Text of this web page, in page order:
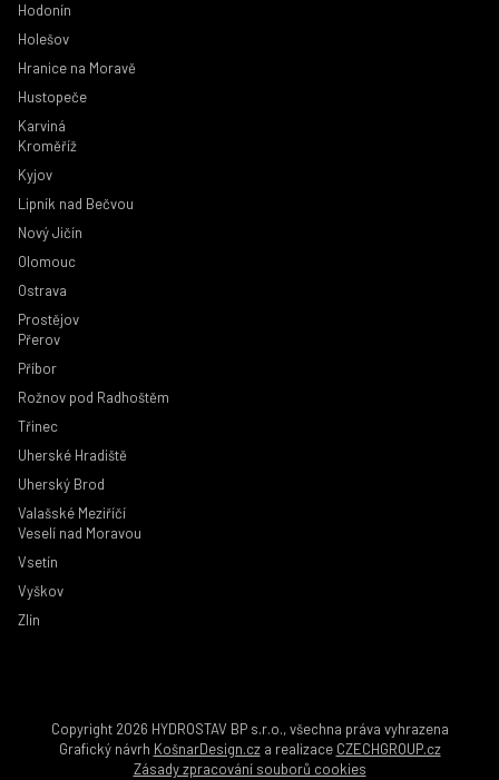
Hodonín
Holešov
Hranice na Moravě
Hustopeče
Karviná
Kroměříž
Kyjov
Lipník nad Bečvou
Nový Jičín
Olomouc
Ostrava
Prostějov
Přerov
Příbor
Rožnov pod Radhoštěm
Třinec
Uherské Hradiště
Uherský Brod
Valašské Meziříčí
Veselí nad Moravou
Vsetín
Vyškov
Zlín
Copyright 2026 HYDROSTAV BP s.r.o., všechna práva vyhrazena
Grafický návrh KošnarDesign.cza realizace CZECHGROUP.cz
Zásady zpracování souborů cookies